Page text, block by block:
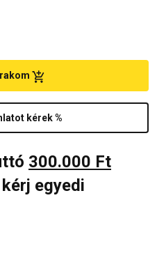
kérek %
300.000 Ft
egyedi